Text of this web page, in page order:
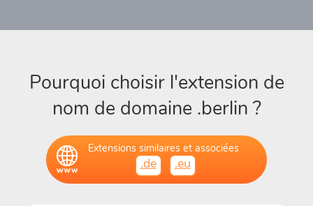
Pourquoi choisir l'extension de
nom de domaine .berlin ?
Extensions similaires et associées
.de .eu